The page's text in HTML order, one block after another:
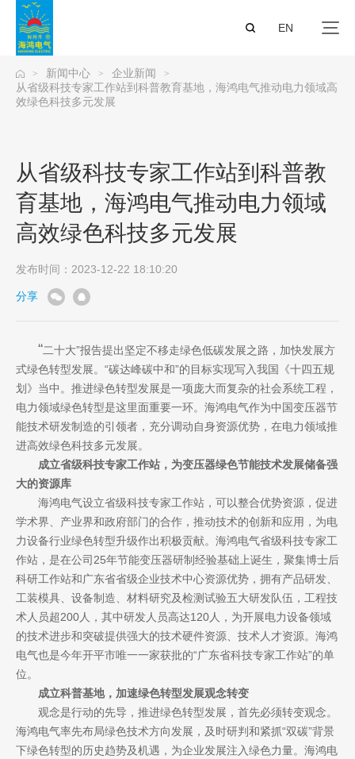
EN
> 新闻中心 > 企业新闻 >
从省级科技专家工作站到科普教育基地，海鸿电气推动电力领域高
效绿色科技多元发展
从省级科技专家工作站到科普教
育基地，海鸿电气推动电力领域
高效绿色科技多元发展
发布时间：2023-12-22 18:10:20
分享
“二十大”报告提出坚定不移走绿色低碳发展之路，加快发展方
式绿色转型发展。“碳达峰碳中和”的目标实现写入我国《十四五规
划》当中。推进绿色转型发展是一项庞大而复杂的社会系统工程，
电力领域绿色转型是这里面重要一环。海鸿电气作为中国变压器节
能技术研发制造的引领者，充分调动自身资源优势，在电力领域推
进高效绿色科技多元发展。
成立省级科技专家工作站，为变压器绿色节能技术发展储备强
大的资源库
海鸿电气设立省级科技专家工作站，可以整合优势资源，促进
学术界、产业界和政府部门的合作，推动技术的创新和应用，为电
力设备行业绿色转型升级作出积极贡献。海鸿电气省级科技专家工
作站，是在公司25年节能变压器研制经验基础上诞生，聚集博士后
科研工作站和广东省省级企业技术中心资源优势，拥有产品研发、
工装模具、设备制造、材料研究及检测试验五大研发队伍，工程技
术人员超200人，其中研发人员高达120人，为开展电力设备领域
的技术进步和突破提供强大的技术硬件资源、技术人才资源。海鸿
电气也是今年开平市唯一一家获批的“广东省科技专家工作站”的单
位。
成立科普基地，加速绿色转型发展观念转变
观念是行动的先导，推进绿色转型发展，首先必须转变观念。
海鸿电气率先布局绿色技术方向发展，及时研判和紧抓“双碳”背景
下绿色转型的历史趋势及机遇，为企业发展注入绿色力量。海鸿电